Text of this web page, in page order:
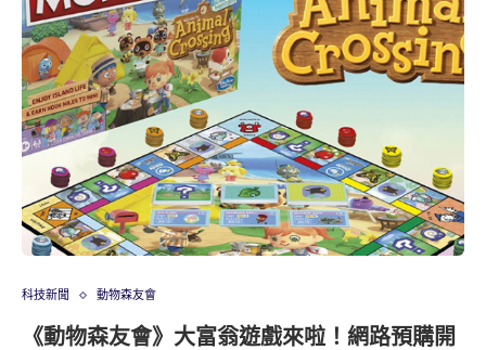
科技新聞 動物森友會
《動物森友會》大富翁遊戲來啦！網路預購開